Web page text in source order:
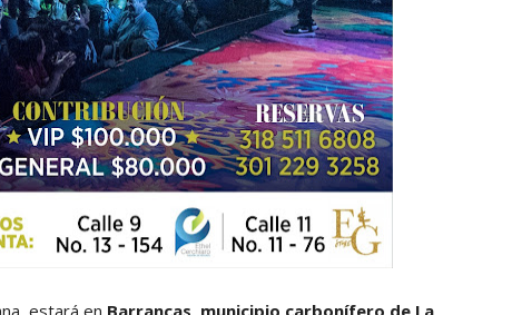
estará en Barrancas, municipio carbonífero de La